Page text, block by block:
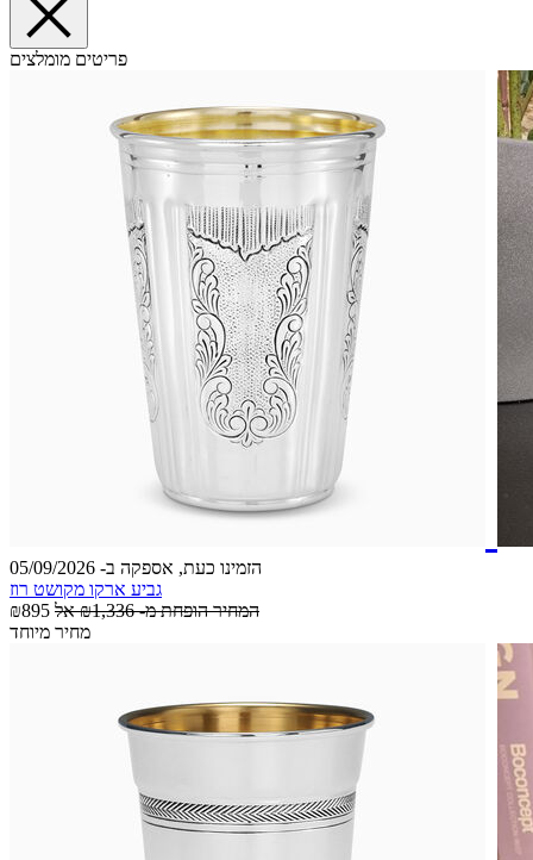
פריטים מומלצים
הזמינו כעת, אספקה ב- 05/09/2026
גביע ארקו מקושט רוז
₪895
המחיר הופחת מ-₪1,336 אל
מחיר מיוחד